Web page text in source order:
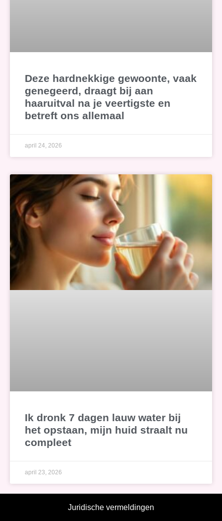
Deze hardnekkige gewoonte, vaak
genegeerd, draagt bij aan
haaruitval na je veertigste en
betreft ons allemaal
april 24, 2026
Ik dronk 7 dagen lauw water bij
het opstaan, mijn huid straalt nu
compleet
april 23, 2026
Juridische vermeldingen